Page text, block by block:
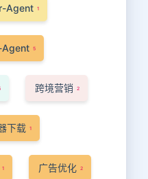
Agent 1
5
跨境营销 2
下载 1
1 广告优化 2